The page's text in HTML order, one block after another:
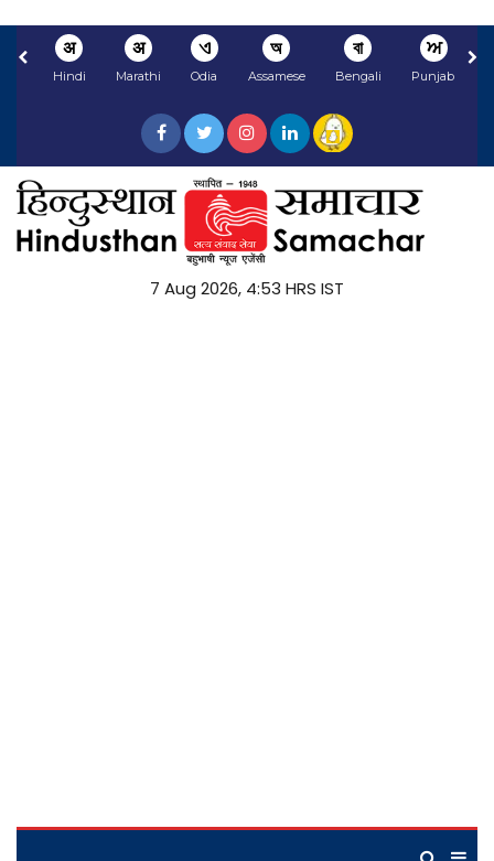
अ
Hindi
अ
Marathi
ଏ
Odia
অ
Assamese
বা
Bengali
ਅ
Punjabi
7 Aug 2026, 4:53 HRS IST